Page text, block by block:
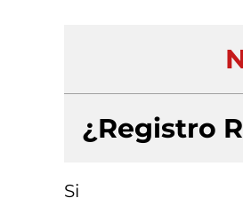
¿Registro
Si